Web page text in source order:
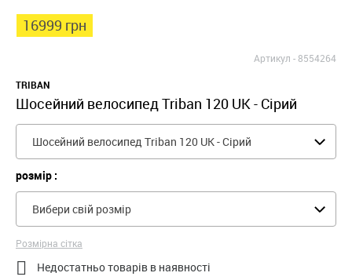
16999 грн
Артикул -8554264
TRIBAN
Шосейний велосипед Triban 120 UK - Сірий
Шосейний велосипед Triban 120 UK - Сірий
розмір :
Вибери свій розмір
Розмірна сітка
 Недостатньо товарів в наявності